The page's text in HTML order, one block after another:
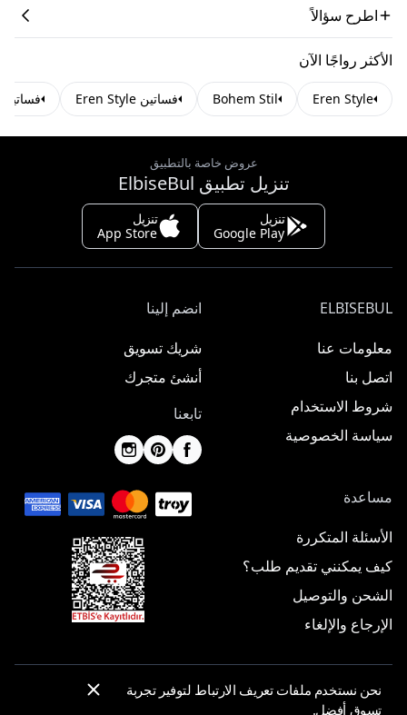
اطرح سؤالاً
الأكثر رواجًا الآن
Eren Style
Bohem Stil فساتين Eren Style فساتين Bohem Stil
عروض خاصة بالتطبيق
تنزيل تطبيق ElbiseBul
تنزيل
Google Play
تنزيل
App Store
ELBISEBUL
معلومات عنا
اتصل بنا
شروط الاستخدام
سياسة الخصوصية
انضم إلينا
شريك تسويق
أنشئ متجرك
تابعنا
مساعدة
الأسئلة المتكررة
كيف يمكنني تقديم طلب؟
الشحن والتوصيل
الإرجاع والإلغاء
نحن نستخدم ملفات تعريف الارتباط لتوفير تجربة
تسوق أفضل.